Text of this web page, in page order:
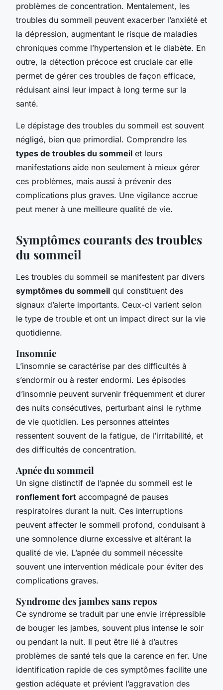
problèmes de concentration. Mentalement, les
troubles du sommeil peuvent exacerber l’anxiété et
la dépression, augmentant le risque de maladies
chroniques comme l’hypertension et le diabète. En
outre, la détection précoce est cruciale car elle
permet de gérer ces troubles de façon efficace,
réduisant ainsi leur impact à long terme sur la
santé.
Le dépistage des troubles du sommeil est souvent
négligé, bien que primordial. Comprendre les
types de troubles du sommeil et leurs
manifestations aide non seulement à mieux gérer
ces problèmes, mais aussi à prévenir des
complications plus graves. Une vigilance accrue
peut mener à une meilleure qualité de vie.
Symptômes courants des troubles
du sommeil
Les troubles du sommeil se manifestent par divers
symptômes du sommeil qui constituent des
signaux d’alerte importants. Ceux-ci varient selon
le type de trouble et ont un impact direct sur la vie
quotidienne.
Insomnie
L’insomnie se caractérise par des difficultés à
s’endormir ou à rester endormi. Les épisodes
d’insomnie peuvent survenir fréquemment et durer
des nuits consécutives, perturbant ainsi le rythme
de vie quotidien. Les personnes atteintes
ressentent souvent de la fatigue, de l’irritabilité, et
des difficultés de concentration.
Apnée du sommeil
Un signe distinctif de l’apnée du sommeil est le
ronflement fort accompagné de pauses
respiratoires durant la nuit. Ces interruptions
peuvent affecter le sommeil profond, conduisant à
une somnolence diurne excessive et altérant la
qualité de vie. L’apnée du sommeil nécessite
souvent une intervention médicale pour éviter des
complications graves.
Syndrome des jambes sans repos
Ce syndrome se traduit par une envie irrépressible
de bouger les jambes, souvent plus intense le soir
ou pendant la nuit. Il peut être lié à d’autres
problèmes de santé tels que la carence en fer. Une
identification rapide de ces symptômes facilite une
gestion adéquate et prévient l’aggravation des